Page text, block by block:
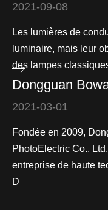
2021-09-08
Les lumières de
luminaire, mais leur
des lampes
Dongguan
2021-03-01
Fondée en 2009,
PhotoElectric Co.,
entreprise de haute
D